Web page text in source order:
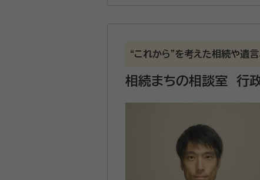
販売促進を中心に、ガバナンスや
認定。 全国初の民間運営のリサ
account_circle
面談の感想
依頼とは直接関係のない土地の
良い関係ができたと思っています
遺言書の作成や遺産分割協議等、
“これから”を考えた相続や遺言
相続まちの相談室 行